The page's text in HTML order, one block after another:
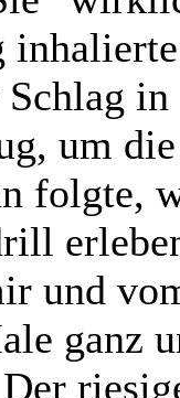
um
folgte,
und
ganz